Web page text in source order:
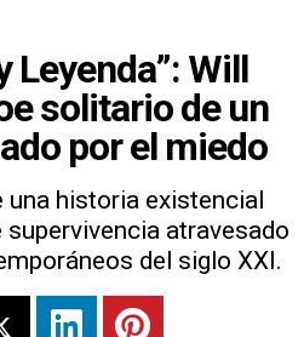
Leyenda”: Will
solitario de un
por el miedo
historia existencial
atravesado
del siglo XXI.